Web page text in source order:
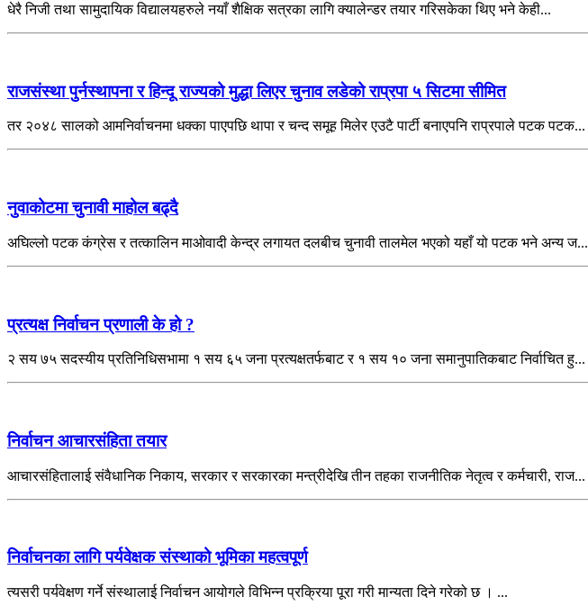
धेरै निजी तथा सामुदायिक विद्यालयहरुले नयाँ शैक्षिक सत्रका लागि क्यालेन्डर तयार गरिसकेका थिए भने केही...
राजसंस्था पुर्नस्थापना र हिन्दू राज्यको मुद्धा लिएर चुनाव लडेको राप्रपा ५ सिटमा सीमित
तर २०४८ सालको आमनिर्वाचनमा धक्का पाएपछि थापा र चन्द समूह मिलेर एउटै पार्टी बनाएपनि राप्रपाले पटक पटक...
नुवाकोटमा चुनावी माहोल बढ्दै
अघिल्लो पटक कंग्रेस र तत्कालिन माओवादी केन्द्र लगायत दलबीच चुनावी तालमेल भएको यहाँ यो पटक भने अन्य ज...
प्रत्यक्ष निर्वाचन प्रणाली के हो ?
२ सय ७५ सदस्यीय प्रतिनिधिसभामा १ सय ६५ जना प्रत्यक्षतर्फबाट र १ सय १० जना समानुपातिकबाट निर्वाचित हु...
निर्वाचन आचारसंहिता तयार
आचारसंहितालाई संवैधानिक निकाय, सरकार र सरकारका मन्त्रीदेखि तीन तहका राजनीतिक नेतृत्व र कर्मचारी, राज...
निर्वाचनका लागि पर्यवेक्षक संस्थाको भूमिका महत्वपूर्ण
त्यसरी पर्यवेक्षण गर्ने संस्थालाई निर्वाचन आयोगले विभिन्न प्रक्रिया पूरा गरी मान्यता दिने गरेको छ । ...